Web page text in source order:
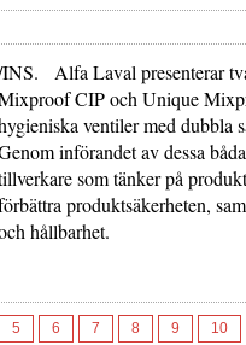
Alfa Laval presenterar
CIP och Unique
ventiler med dubbla
införandet av dessa
som tänker på
produktsäkerheten,
hållbarhet.
5 6 7 8 9 10